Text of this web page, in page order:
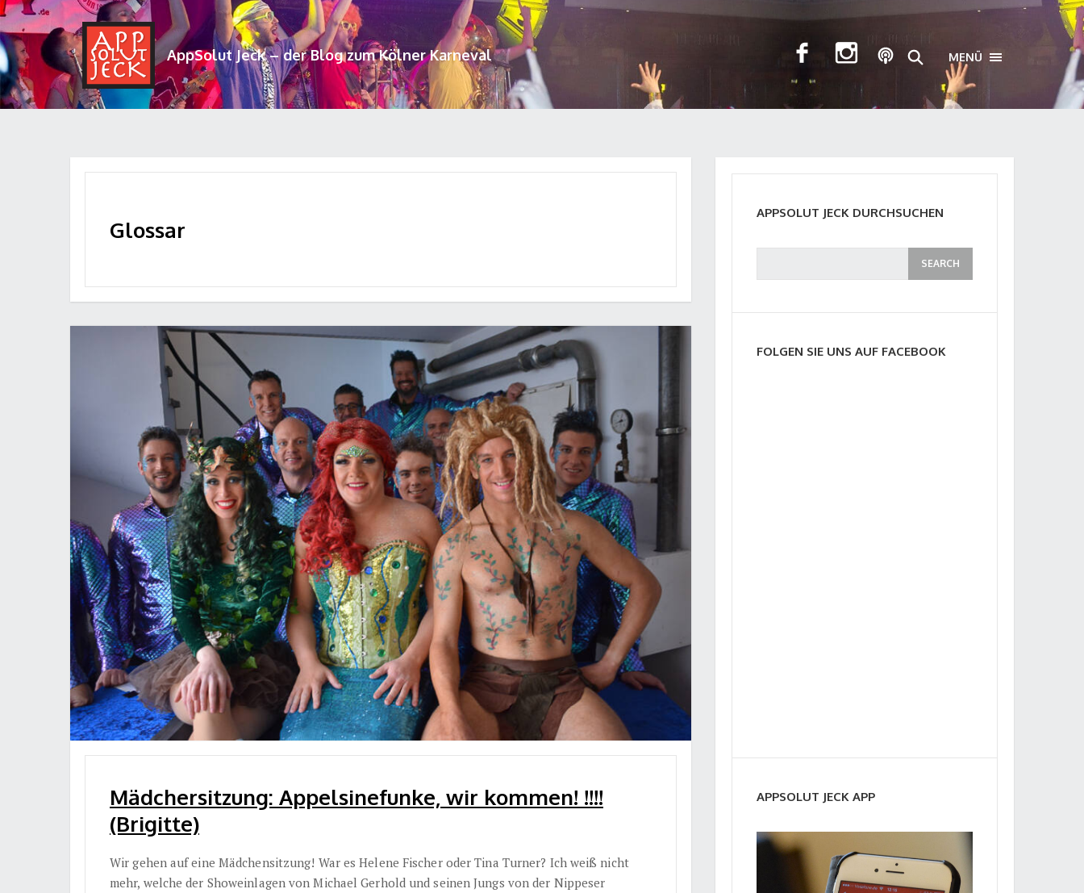
AppSolut Jeck – der Blog zum Kölner Karneval MENÜ TOGGLE
Glossar
Mädchersitzung: Appelsinefunke, wir kommen! !!!!
(Brigitte)
Wir gehen auf eine Mädchensitzung! War es Helene Fischer oder Tina Turner? Ich weiß nicht
mehr, welche der Showeinlagen von Michael Gerhold und seinen Jungs von der Nippeser
APPSOLUT JECK DURCHSUCHEN
FOLGEN SIE UNS AUF FACEBOOK
APPSOLUT JECK APP